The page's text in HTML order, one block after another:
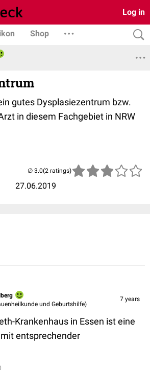
Log in
Shop
gutes Dysplasiezentrum bzw.
in diesem Fachgebiet in NRW
27.06.2019
(2 ratings)
und Geburtshilfe)
7 years
Krankenhaus in Essen ist eine
entsprechender